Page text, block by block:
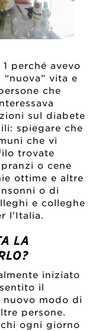
perché avevo
vita e
che
sul diabete
spiegare che
che vi
trovate
o cene
ottime e altre
o di
e colleghe
l’Italia.
LA
iniziato
il
modo di
persone.
ogni giorno